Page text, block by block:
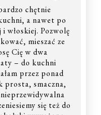
chętnie
a nawet po
włoskiej. Pozwolę
mieszać ze
Cię w dwa
– do kuchni
przez ponad
prosta, smaczna,
się też do